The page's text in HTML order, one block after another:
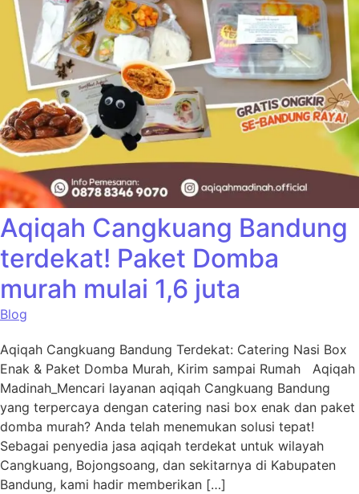
Aqiqah Cangkuang Bandung
terdekat! Paket Domba
murah mulai 1,6 juta
Blog
Aqiqah Cangkuang Bandung Terdekat: Catering Nasi Box
Enak & Paket Domba Murah, Kirim sampai Rumah Aqiqah
Madinah_Mencari layanan aqiqah Cangkuang Bandung
yang terpercaya dengan catering nasi box enak dan paket
domba murah? Anda telah menemukan solusi tepat!
Sebagai penyedia jasa aqiqah terdekat untuk wilayah
Cangkuang, Bojongsoang, dan sekitarnya di Kabupaten
Bandung, kami hadir memberikan […]